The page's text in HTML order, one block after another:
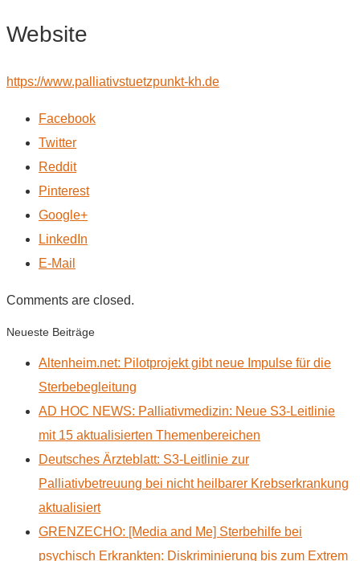
Website
https://www.palliativstuetzpunkt-kh.de
Facebook
Twitter
Reddit
Pinterest
Google+
LinkedIn
E-Mail
Comments are closed.
Neueste Beiträge
Altenheim.net: Pilotprojekt gibt neue Impulse für die
Sterbebegleitung
AD HOC NEWS: Palliativmedizin: Neue S3-Leitlinie
mit 15 aktualisierten Themenbereichen
Deutsches Ärzteblatt: S3-Leitlinie zur
Palliativbetreuung bei nicht heilbarer Krebserkrankung
aktualisiert
GRENZECHO: [Media and Me] Sterbehilfe bei
psychisch Erkrankten: Diskriminierung bis zum Extrem